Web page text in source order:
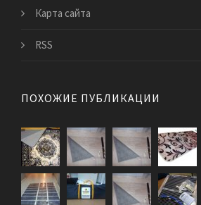
Карта сайта
RSS
ПОХОЖИЕ ПУБЛИКАЦИИ